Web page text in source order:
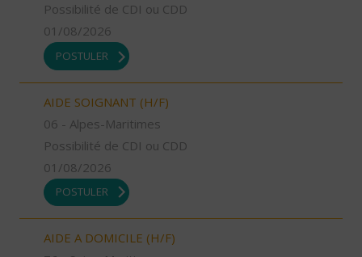
Possibilité de CDI ou CDD
01/08/2026
POSTULER
AIDE SOIGNANT (H/F)
06 - Alpes-Maritimes
Possibilité de CDI ou CDD
01/08/2026
POSTULER
AIDE A DOMICILE (H/F)